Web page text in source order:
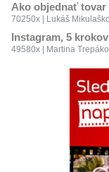
Ako objednať tovar
70250x | Lukáš
Instagram, 5
49580x | Martina